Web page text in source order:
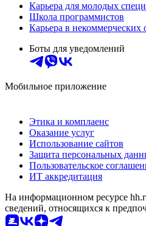
Карьера для молодых
Школа программистов
Карьера в некоммерческих
Боты для уведомлений
Мобильное приложение
Этика и комплаенс
Оказание услуг
Использование сайтов
Защита персональных
Пользовательское
ИТ аккредитация
На информационном ресурсе
сведений, относящихся к